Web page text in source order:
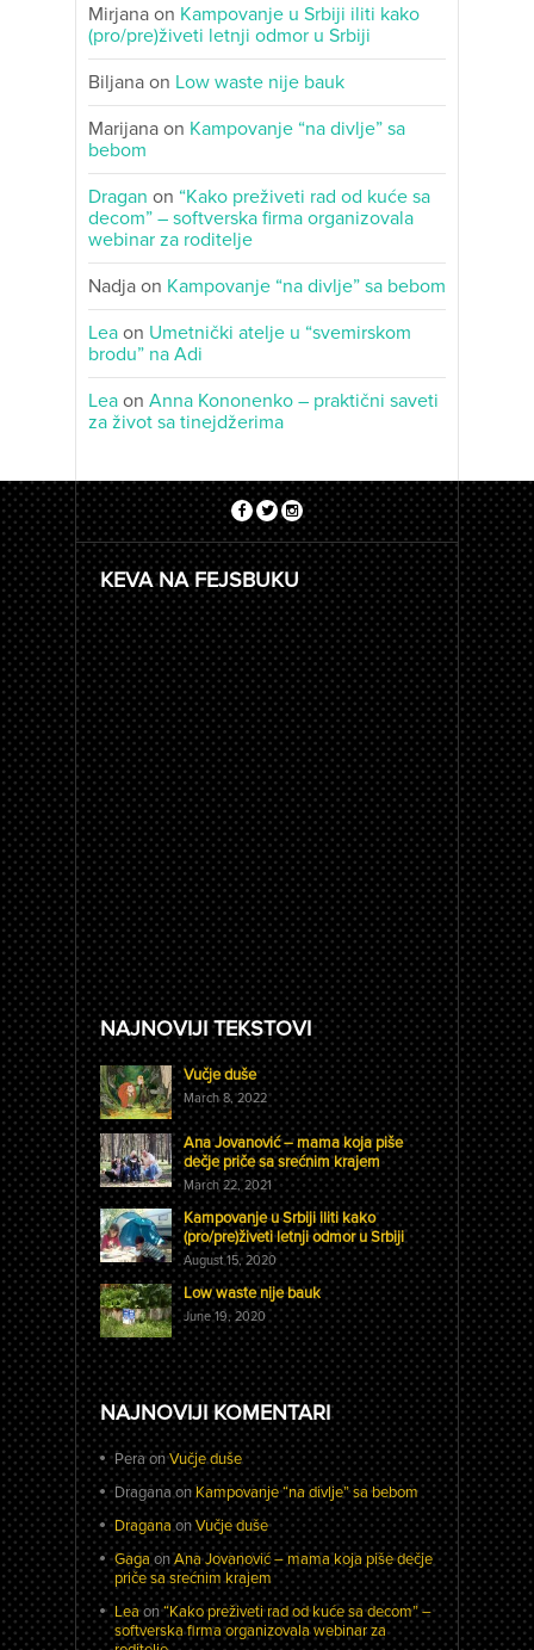
Mirjana on Kampovanje u Srbiji iliti kako
(pro/pre)živeti letnji odmor u Srbiji
Biljana on Low waste nije bauk
Marijana on Kampovanje “na divlje” sa
bebom
Dragan on “Kako preživeti rad od kuće sa
decom” – softverska firma organizovala
webinar za roditelje
Nadja on Kampovanje “na divlje” sa bebom
Lea on Umetnički atelje u “svemirskom
brodu” na Adi
Lea on Anna Kononenko – praktični saveti
za život sa tinejdžerima
KEVA NA FEJSBUKU
NAJNOVIJI TEKSTOVI
Vučje duše
March 8, 2022
Ana Jovanović – mama koja piše
dečje priče sa srećnim krajem
March 22, 2021
Kampovanje u Srbiji iliti kako
(pro/pre)živeti letnji odmor u Srbiji
August 15, 2020
Low waste nije bauk
June 19, 2020
NAJNOVIJI KOMENTARI
PeraonVučje duše
DraganaonKampovanje “na divlje” sa bebom
DraganaonVučje duše
GagaonAna Jovanović – mama koja piše dečje
priče sa srećnim krajem
Leaon“Kako preživeti rad od kuće sa decom” –
softverska firma organizovala webinar za